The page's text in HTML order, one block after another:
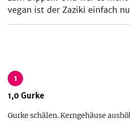
vegan ist der Zaziki einfach
1
1,0 Gurke
Gurke schälen. Kerngehäuse